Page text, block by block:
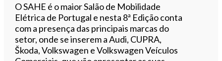
O SAHE é o maior Salão de Mobilidade
Elétrica de Portugal e nesta 8ª Edição conta
com a presença das principais marcas do
setor, onde se inserem a Audi, CUPRA,
Škoda, Volkswagen e Volkswagen Veículos